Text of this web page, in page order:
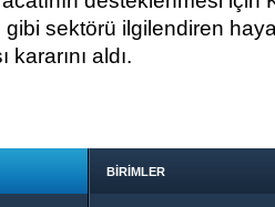
gibi sektörü ilgilendiren
kararını aldı.
BİRİMLER